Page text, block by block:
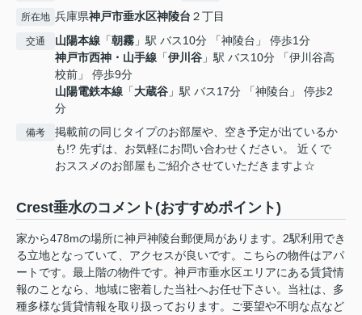
所在地 兵庫県神戸市垂水区神陵台 ２丁目
交通 山陽本線 「朝霧 」駅 バス10分 「神陵台」 停歩1分
神戸市西神・山手線 「伊川谷 」駅 バス10分 「伊川谷高
校前」 停歩9分
山陽電鉄本線 「大蔵谷 」駅 バス17分 「神陵台」 停歩2
分
備考
掲載前の同じタイプのお部屋や、空き予定が出ているか
も!? 先ずは、お気軽にお問い合わせください。 近くで
おススメのお部屋もご紹介させていただきますよ☆
Crest垂水のコメント(おすすめポイント)
家から478mの場所に神戸神陵台郵便局があります。2駅利用でき
る立地となっていて、アクセスが良いです。こちらの物件はアパ
ートです。最上階の物件です。神戸市垂水区エリアにある賃貸情
報のことなら、地域に密着した当社へお任せ下さい。当社は、多
種多様な賃貸情報を取り扱っております。ご要望や不明な点など